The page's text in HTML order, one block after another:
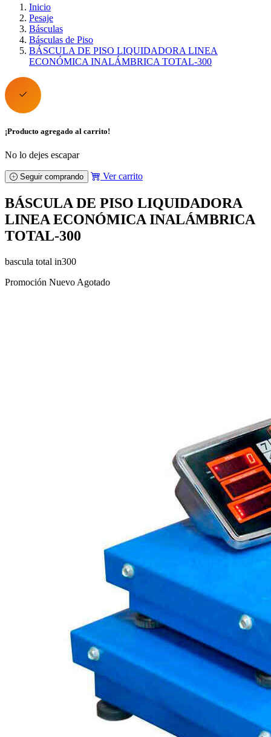
Inicio
Pesaje
Básculas
Básculas de Piso
BÁSCULA DE PISO LIQUIDADORA LINEA
ECONÓMICA INALÁMBRICA TOTAL-300
¡Producto agregado al carrito!
No lo dejes escapar
Seguir comprando Ver carrito
BÁSCULA DE PISO LIQUIDADORA
LINEA ECONÓMICA INALÁMBRICA
TOTAL-300
bascula total in300
Promoción Nuevo Agotado